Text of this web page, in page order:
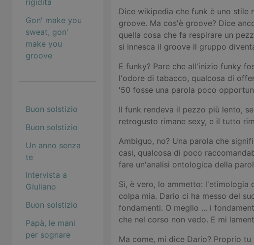
rigidità
Gon' make you
sweat, gon'
make you
groove
Buon solstizio
Buon solstizio
Un anno senza
te
Intervista a
Giuliano
Buon solstizio
Papà, le mani
per sognare
Dice wikipedia che funk è uno stile
groove. Ma cos'è groove? Dice
quella cosa che fa respirare un
si innesca il groove il gruppo
E funky? Pare che all'inizio funky
l'odore di tabacco, qualcosa di
'50 fosse una parola poco
Il funk rendeva il pezzo più lento,
retrogusto rimane sexy, e il tutto
Ambiguo, no? Una parola che
casi, qualcosa di poco
fare un'analisi ontologica della
Sì, è vero, lo ammetto: l'etimologia
colpa mia. Dario ci ha messo del
fondamenti. O meglio ... i
che nel corso non vedo. E mi
Ma come, mi dice Dario? Proprio